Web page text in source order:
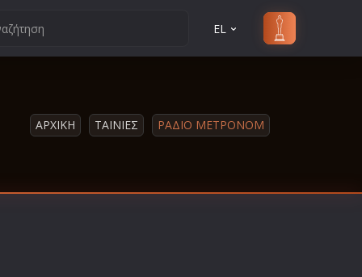
EL
ΑΡΧΙΚΗ ΤΑΙΝΙΕΣ ΡΑΔΙΟ ΜΕΤΡΟΝΟΜ